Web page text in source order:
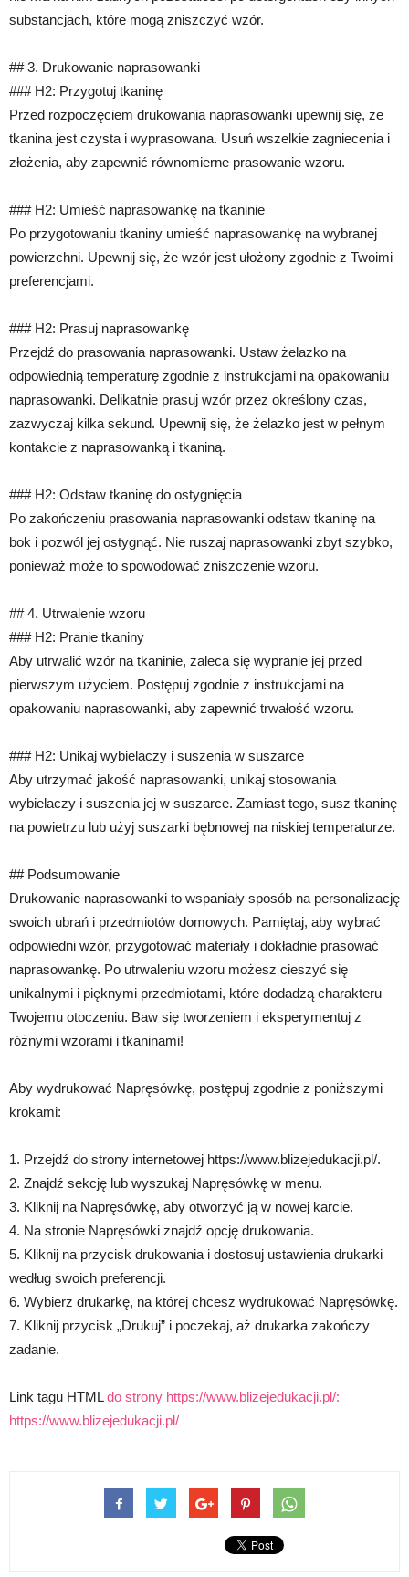
substancjach, które mogą zniszczyć wzór.
## 3. Drukowanie naprasowanki
### H2: Przygotuj tkaninę
Przed rozpoczęciem drukowania naprasowanki upewnij się, że
tkanina jest czysta i wyprasowana. Usuń wszelkie zagniecenia i
złożenia, aby zapewnić równomierne prasowanie wzoru.
### H2: Umieść naprasowankę na tkaninie
Po przygotowaniu tkaniny umieść naprasowankę na wybranej
powierzchni. Upewnij się, że wzór jest ułożony zgodnie z Twoimi
preferencjami.
### H2: Prasuj naprasowankę
Przejdź do prasowania naprasowanki. Ustaw żelazko na
odpowiednią temperaturę zgodnie z instrukcjami na opakowaniu
naprasowanki. Delikatnie prasuj wzór przez określony czas,
zazwyczaj kilka sekund. Upewnij się, że żelazko jest w pełnym
kontakcie z naprasowanką i tkaniną.
### H2: Odstaw tkaninę do ostygnięcia
Po zakończeniu prasowania naprasowanki odstaw tkaninę na
bok i pozwól jej ostygnąć. Nie ruszaj naprasowanki zbyt szybko,
ponieważ może to spowodować zniszczenie wzoru.
## 4. Utrwalenie wzoru
### H2: Pranie tkaniny
Aby utrwalić wzór na tkaninie, zaleca się wypranie jej przed
pierwszym użyciem. Postępuj zgodnie z instrukcjami na
opakowaniu naprasowanki, aby zapewnić trwałość wzoru.
### H2: Unikaj wybielaczy i suszenia w suszarce
Aby utrzymać jakość naprasowanki, unikaj stosowania
wybielaczy i suszenia jej w suszarce. Zamiast tego, susz tkaninę
na powietrzu lub użyj suszarki bębnowej na niskiej temperaturze.
## Podsumowanie
Drukowanie naprasowanki to wspaniały sposób na personalizację
swoich ubrań i przedmiotów domowych. Pamiętaj, aby wybrać
odpowiedni wzór, przygotować materiały i dokładnie prasować
naprasowankę. Po utrwaleniu wzoru możesz cieszyć się
unikalnymi i pięknymi przedmiotami, które dodadzą charakteru
Twojemu otoczeniu. Baw się tworzeniem i eksperymentuj z
różnymi wzorami i tkaninami!
Aby wydrukować Napręsówkę, postępuj zgodnie z poniższymi
krokami:
1. Przejdź do strony internetowej https://www.blizejedukacji.pl/.
2. Znajdź sekcję lub wyszukaj Napręsówkę w menu.
3. Kliknij na Napręsówkę, aby otworzyć ją w nowej karcie.
4. Na stronie Napręsówki znajdź opcję drukowania.
5. Kliknij na przycisk drukowania i dostosuj ustawienia drukarki
według swoich preferencji.
6. Wybierz drukarkę, na której chcesz wydrukować Napręsówkę.
7. Kliknij przycisk „Drukuj” i poczekaj, aż drukarka zakończy
zadanie.
Link tagu HTMLdo strony https://www.blizejedukacji.pl/:
https://www.blizejedukacji.pl/